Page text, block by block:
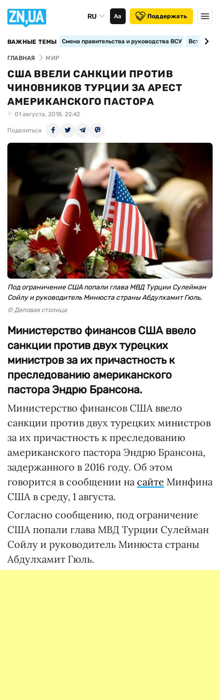
RU Аа Поддержать
ВАЖНЫЕ ТЕМЫ Смена правительства и руководства ВСУ
ГЛАВНАЯ МИР
США ВВЕЛИ САНКЦИИ ПРОТИВ
ЧИНОВНИКОВ ТУРЦИИ ЗА АРЕСТ
АМЕРИКАНСКОГО ПАСТОРА
01 августа, 2018, 22:42
Поделиться
Под ограничение США попали глава МВД Турции Сулейман
Сойлу и руководитель Минюста страны Абдулхамит Гюль.
© Деловая столица
Министерство финансов США ввело
санкции против двух турецких
министров за их причастность к
преследованию американского
пастора Эндрю Брансона.
Министерство финансов США ввело
санкции против двух турецких министров
за их причастность к преследованию
американского пастора Эндрю Брансона,
задержанного в 2016 году. Об этом
говорится в сообщении на сайте Минфина
США в среду, 1 августа.
Согласно сообщению, под ограничение
США попали глава МВД Турции Сулейман
Сойлу и руководитель Минюста страны
Абдулхамит Гюль.